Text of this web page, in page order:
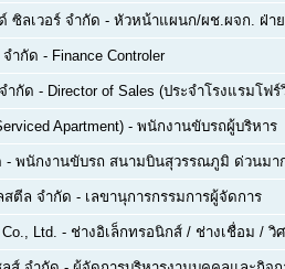
ซิลเวอร์ จำกัด - หัวหน้าแผนก/ผช.ผจก. ฝ่า
ำกัด - Finance Controler
ำกัด - Director of Sales (ประจำโรงแรมโ
Apartment) - พนักงานขับรถผู้บริหาร
- พนักงานขับรถ สนามบินสุวรรณภูมิ ด่วนมา
สตีล จำกัด - เลขานุการกรรมการผู้จัดการ
Ltd. - ช่างอิเล็กทรอนิกส์ / ช่างเชื่อม / วิ